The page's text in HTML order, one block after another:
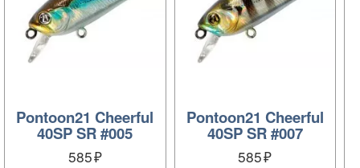
Pontoon21 Cheerful
40SP SR #005
585
Pontoon21 Cheerful
40SP SR #007
585